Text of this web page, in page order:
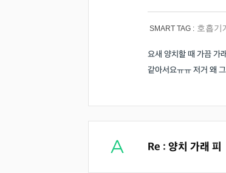
SMART TAG : 호흡기
요새 양치할 때 가끔 가
같아서요ㅠㅠ 저거 왜
Re : 양치 가래 피